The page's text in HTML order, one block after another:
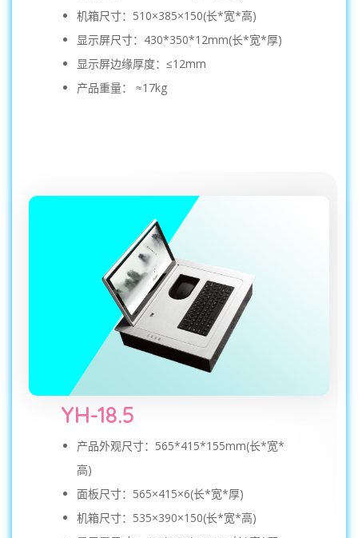
机箱尺寸：510×385×150(长*宽*高)
显示屏尺寸：430*350*12mm(长*宽*厚)
显示屏边缘厚度：≤12mm
产品重量： ≈17kg
YH-18.5
产品外观尺寸：565*415*155mm(长*宽*
高)
面板尺寸：565×415×6(长*宽*厚)
机箱尺寸：535×390×150(长*宽*高)